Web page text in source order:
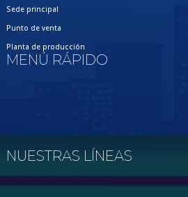
Sede principal
Punto de venta
Planta de producción
MENÚ RÁPIDO
NUESTRAS LÍNEAS